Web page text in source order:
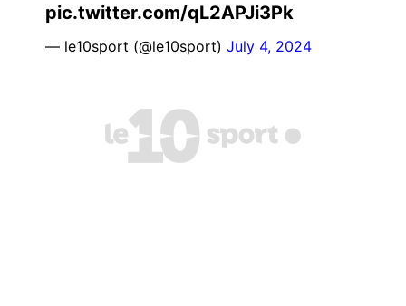
pic.twitter.com/qL2APJi3Pk
— le10sport (@le10sport) July 4, 2024